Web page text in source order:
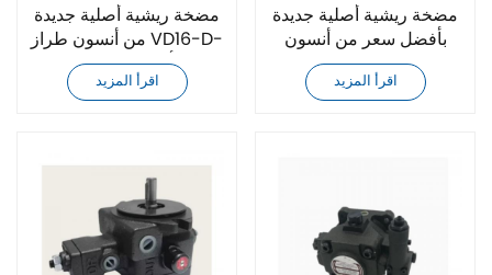
مضخة ريشية أصلية جديدة
من أنسون طراز VD16-D-
12 بأفضل سعر
اقرأ المزيد
مضخة ريشية أصلية جديدة
بأفضل سعر من أنسون
PVF-15-55-10S
اقرأ المزيد